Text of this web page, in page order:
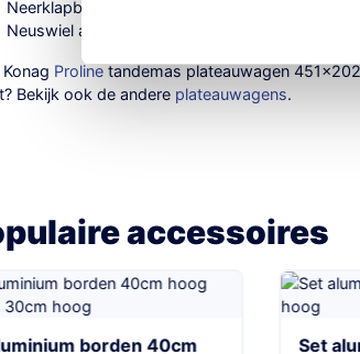
Neerklapbaar voorbord
Neuswiel automatisch inklapbaar, premium
Proline tandemas plateauwagen
Bekijk ook de andere plateauwagens.
accessoires
borden 40cm Set